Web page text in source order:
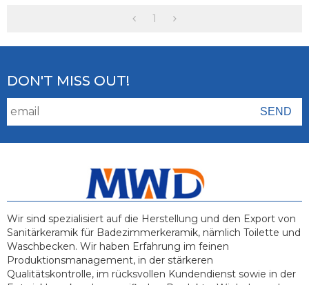
1
DON'T MISS OUT!
Wir sind spezialisiert auf die Herstellung und den Export von
Sanitärkeramik für Badezimmerkeramik, nämlich Toilette und
Waschbecken. Wir haben Erfahrung im feinen
Produktionsmanagement, in der stärkeren
Qualitätskontrolle, im rücksvollen Kundendienst sowie in der